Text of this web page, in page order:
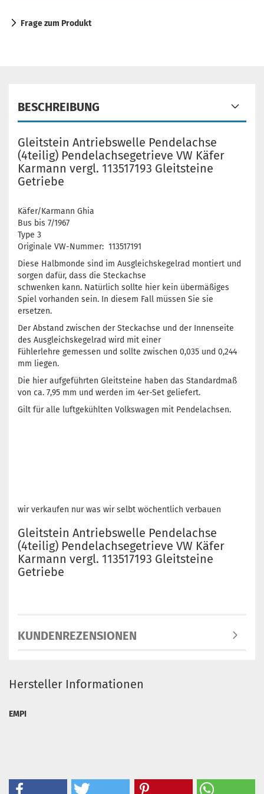
Frage zum Produkt
BESCHREIBUNG
Gleitstein Antriebswelle Pendelachse
(4teilig) Pendelachsegetrieve VW Käfer
Karmann vergl. 113517193 Gleitsteine
Getriebe
Käfer/Karmann Ghia
Bus bis 7/1967
Type 3
Originale VW-Nummer: 113517191
Diese Halbmonde sind im Ausgleichskegelrad montiert und
sorgen dafür, dass die Steckachse
schwenken kann. Natürlich sollte hier kein übermäßiges
Spiel vorhanden sein. In diesem Fall müssen Sie sie
ersetzen.
Der Abstand zwischen der Steckachse und der Innenseite
des Ausgleichskegelrad wird mit einer
Fühlerlehre gemessen und sollte zwischen 0,035 und 0,244
mm liegen.
Die hier aufgeführten Gleitsteine haben das Standardmaß
von ca. 7,95 mm und werden im 4er-Set geliefert.
Gilt für alle luftgekühlten Volkswagen mit Pendelachsen.
wir verkaufen nur was wir selbt wöchentlich verbauen
Gleitstein Antriebswelle Pendelachse
(4teilig) Pendelachsegetrieve VW Käfer
Karmann vergl. 113517193 Gleitsteine
Getriebe
KUNDENREZENSIONEN
Hersteller Informationen
EMPI